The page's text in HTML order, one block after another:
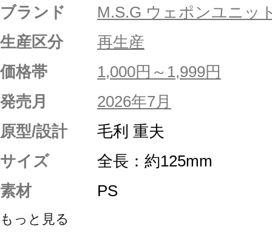
ブランド
M.S.G ウェポンユニッ
生産区分
再生産
価格帯
1,000円～1,999円
発売月
2026年7月
原型/設計
毛利 重夫
サイズ
全長：約125mm
素材
PS
もっと見る